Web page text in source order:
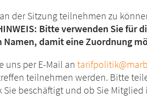
der Sitzung teilnehmen zu
Bitte verwenden Sie für
damit eine Zuordnung
uns per E-Mail an
teilnehmen werden. Bitte
beschäftigt und ob Sie